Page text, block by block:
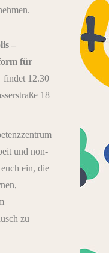
–
für
findet 12.30
18
und non-
ein, die
zu